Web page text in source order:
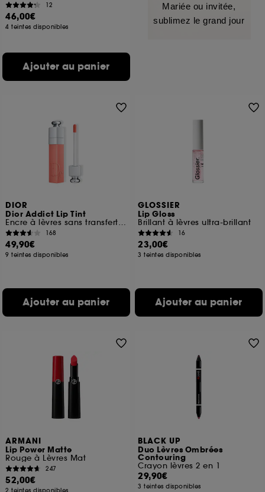
12
46,00€
4 teintes disponibles
Ajouter au panier
Mariée ou invitée,
sublimez le grand jour
DIOR
Dior Addict Lip Tint
Encre à lèvres sans transfert Hydratation 24 h
168
49,90€
9 teintes disponibles
Ajouter au panier
GLOSSIER
Lip Gloss
Brillant à lèvres ultra-brillant
16
23,00€
3 teintes disponibles
Ajouter au panier
ARMANI
Lip Power Matte
Rouge à Lèvres Mat
247
52,00€
BLACK UP
Duo Lèvres Ombrées
Contouring
Crayon lèvres 2 en 1
29,90€
3 teintes disponibles